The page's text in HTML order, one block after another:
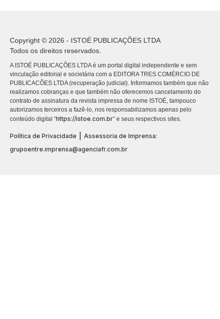
Copyright © 2026 - ISTOÉ PUBLICAÇÕES LTDA
Todos os direitos reservados.
A ISTOÉ PUBLICAÇÕES LTDA é um portal digital independente e sem
vinculação editorial e societária com a EDITORA TRES COMÉRCIO DE
PUBLICACÕES LTDA (recuperação judicial). Informamos também que não
realizamos cobranças e que também não oferecemos cancelamento do
contrato de assinatura da revista impressa de nome ISTOÉ, tampouco
autorizamos terceiros a fazê-lo, nos responsabilizamos apenas pelo
conteúdo digital “https://istoe.com.br” e seus respectivos sites.
Política de Privacidade
Assessoria de Imprensa:
grupoentre.imprensa@agenciafr.com.br